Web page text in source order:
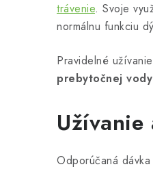
trávenie. Svoje
normálnu funkciu
Pravidelné
prebytočnej vody
Užívanie
Odporúčaná